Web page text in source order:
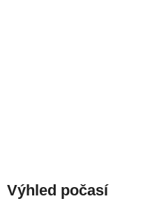
Výhled počasí